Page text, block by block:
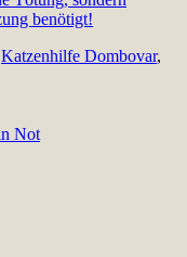
Katzenhilfe Dombovar,